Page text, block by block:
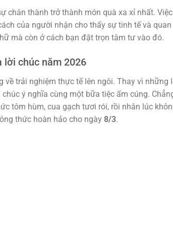
chân thành trở thành món quà xa xỉ nhất.
của người nhận cho thấy sự tinh tế và
mà còn ở cách bạn đặt trọn tâm tư vào đó.
lời chúc năm 2026
về trải nghiệm thực tế lên ngôi. Thay vì
ý nghĩa cùng một bữa tiệc ấm cúng.
tôm hùm, cua gạch tươi rói, rồi nhân lúc
thức hoàn hảo cho ngày 8/3.